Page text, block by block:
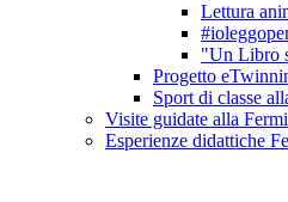
Lettura
"Un Libro
Progetto
Sport di classe
Visite guidate alla Fermi
Esperienze didattiche